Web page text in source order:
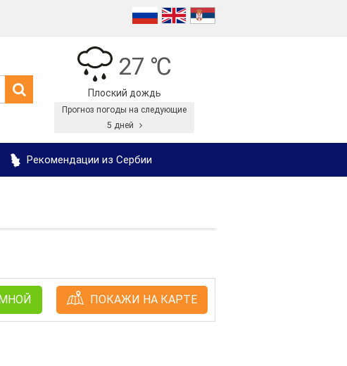
27 ℃
Плоский дождь
Прогноз погоды на следующие
5 дней
Рекомендации из Сербии
ПОКАЖИ НА КАРТЕ